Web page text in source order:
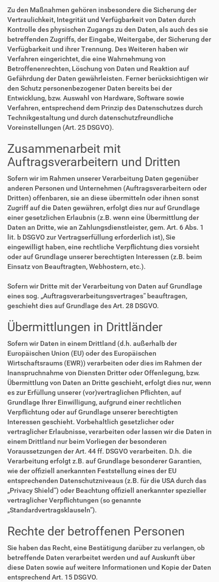
Zu den Maßnahmen gehören insbesondere die Sicherung der
Vertraulichkeit, Integrität und Verfügbarkeit von Daten durch
Kontrolle des physischen Zugangs zu den Daten, als auch des sie
betreffenden Zugriffs, der Eingabe, Weitergabe, der Sicherung der
Verfügbarkeit und ihrer Trennung. Des Weiteren haben wir
Verfahren eingerichtet, die eine Wahrnehmung von
Betroffenenrechten, Löschung von Daten und Reaktion auf
Gefährdung der Daten gewährleisten. Ferner berücksichtigen wir
den Schutz personenbezogener Daten bereits bei der
Entwicklung, bzw. Auswahl von Hardware, Software sowie
Verfahren, entsprechend dem Prinzip des Datenschutzes durch
Technikgestaltung und durch datenschutzfreundliche
Voreinstellungen (Art. 25 DSGVO).
Zusammenarbeit mit
Auftragsverarbeitern und Dritten
Sofern wir im Rahmen unserer Verarbeitung Daten gegenüber
anderen Personen und Unternehmen (Auftragsverarbeitern oder
Dritten) offenbaren, sie an diese übermitteln oder ihnen sonst
Zugriff auf die Daten gewähren, erfolgt dies nur auf Grundlage
einer gesetzlichen Erlaubnis (z.B. wenn eine Übermittlung der
Daten an Dritte, wie an Zahlungsdienstleister, gem. Art. 6 Abs. 1
lit. b DSGVO zur Vertragserfüllung erforderlich ist), Sie
eingewilligt haben, eine rechtliche Verpflichtung dies vorsieht
oder auf Grundlage unserer berechtigten Interessen (z.B. beim
Einsatz von Beauftragten, Webhostern, etc.).
Sofern wir Dritte mit der Verarbeitung von Daten auf Grundlage
eines sog. „Auftragsverarbeitungsvertrages“ beauftragen,
geschieht dies auf Grundlage des Art. 28 DSGVO.
Übermittlungen in Drittländer
Sofern wir Daten in einem Drittland (d.h. außerhalb der
Europäischen Union (EU) oder des Europäischen
Wirtschaftsraums (EWR)) verarbeiten oder dies im Rahmen der
Inanspruchnahme von Diensten Dritter oder Offenlegung, bzw.
Übermittlung von Daten an Dritte geschieht, erfolgt dies nur, wenn
es zur Erfüllung unserer (vor)vertraglichen Pflichten, auf
Grundlage Ihrer Einwilligung, aufgrund einer rechtlichen
Verpflichtung oder auf Grundlage unserer berechtigten
Interessen geschieht. Vorbehaltlich gesetzlicher oder
vertraglicher Erlaubnisse, verarbeiten oder lassen wir die Daten in
einem Drittland nur beim Vorliegen der besonderen
Voraussetzungen der Art. 44 ff. DSGVO verarbeiten. D.h. die
Verarbeitung erfolgt z.B. auf Grundlage besonderer Garantien,
wie der offiziell anerkannten Feststellung eines der EU
entsprechenden Datenschutzniveaus (z.B. für die USA durch das
„Privacy Shield“) oder Beachtung offiziell anerkannter spezieller
vertraglicher Verpflichtungen (so genannte
„Standardvertragsklauseln“).
Rechte der betroffenen Personen
Sie haben das Recht, eine Bestätigung darüber zu verlangen, ob
betreffende Daten verarbeitet werden und auf Auskunft über
diese Daten sowie auf weitere Informationen und Kopie der Daten
entsprechend Art. 15 DSGVO.